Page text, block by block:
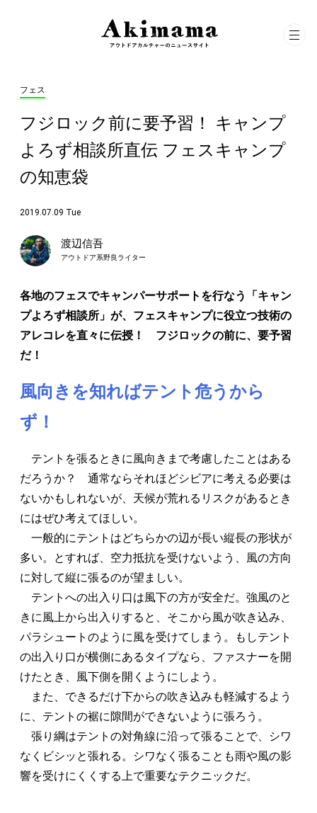
フェス
フジロック前に要予習！ キャンプ
よろず相談所直伝 フェスキャンプ
の知恵袋
2019.07.09 Tue
渡辺信吾
アウトドア系野良ライター
各地のフェスでキャンパーサポートを行なう「キャン
プよろず相談所」が、フェスキャンプに役立つ技術の
アレコレを直々に伝授！ フジロックの前に、要予習
だ！
風向きを知ればテント危うから
ず！
テントを張るときに風向きまで考慮したことはある
だろうか？ 通常ならそれほどシビアに考える必要は
ないかもしれないが、天候が荒れるリスクがあるとき
にはぜひ考えてほしい。
一般的にテントはどちらかの辺が長い縦長の形状が
多い。とすれば、空力抵抗を受けないよう、風の方向
に対して縦に張るのが望ましい。
テントへの出入り口は風下の方が安全だ。強風のと
きに風上から出入りすると、そこから風が吹き込み、
パラシュートのように風を受けてしまう。もしテント
の出入り口が横側にあるタイプなら、ファスナーを開
けたとき、風下側を開くようにしよう。
また、できるだけ下からの吹き込みも軽減するよう
に、テントの裾に隙間ができないように張ろう。
張り綱はテントの対角線に沿って張ることで、シワ
なくビシッと張れる。シワなく張ることも雨や風の影
響を受けにくくする上で重要なテクニックだ。